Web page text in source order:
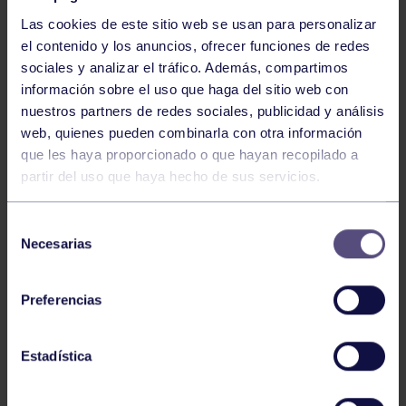
Las cookies de este sitio web se usan para personalizar
el contenido y los anuncios, ofrecer funciones de redes
sociales y analizar el tráfico. Además, compartimos
información sobre el uso que haga del sitio web con
nuestros partners de redes sociales, publicidad y análisis
web, quienes pueden combinarla con otra información
que les haya proporcionado o que hayan recopilado a
partir del uso que haya hecho de sus servicios.
Necesarias
Preferencias
Estadística
Baloncesto
ÚLTIMOS RESULTADOS DE LA SECCIÓN
Baloncesto